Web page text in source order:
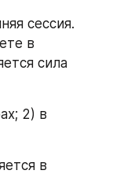
сессия.
в
сила
2) в
в